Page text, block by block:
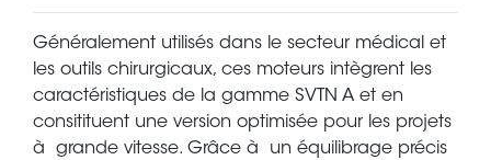
Généralement utilisés dans le secteur médical et
les outils chirurgicaux, ces moteurs intègrent les
caractéristiques de la gamme SVTN A et en
consitituent une version optimisée pour les projets
à grande vitesse. Grâce à un équilibrage précis